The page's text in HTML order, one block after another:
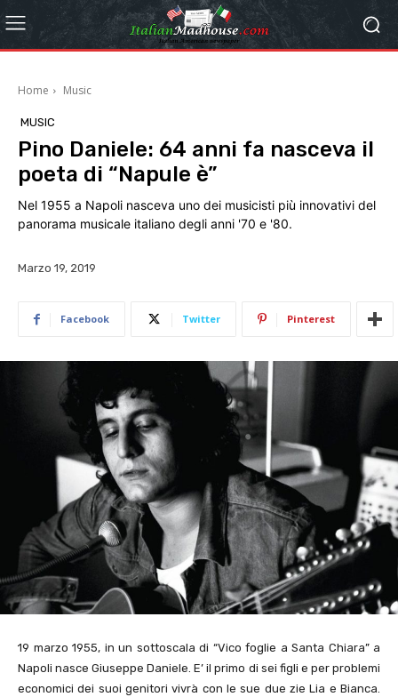
Home Music
MUSIC
Pino Daniele: 64 anni fa nasceva il
poeta di “Napule è”
Nel 1955 a Napoli nasceva uno dei musicisti più innovativi del
panorama musicale italiano degli anni '70 e '80.
Marzo 19, 2019
Facebook Twitter Pinterest
19 marzo 1955, in un sottoscala di “Vico foglie a Santa Chiara” a
Napoli nasce Giuseppe Daniele. E’ il primo di sei figli e per problemi
economici dei suoi genitori vivrà con le sue due zie Lia e Bianca.